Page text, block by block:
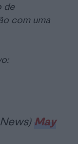
de
com uma
May